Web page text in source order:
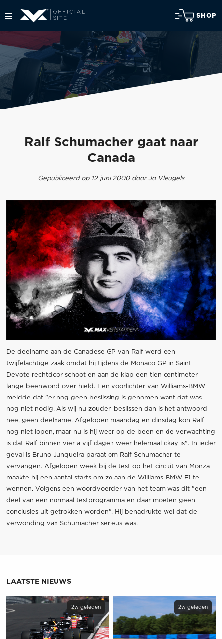
SHOP
Ralf Schumacher gaat naar
Canada
Gepubliceerd op 12 juni 2000 door Jo Vleugels
De deelname aan de Canadese GP van Ralf werd een
twijfelachtige zaak omdat hij tijdens de Monaco GP in Saint
Devote rechtdoor schoot en aan de klap een tien centimeter
lange beenwond over hield. Een voorlichter van Williams-BMW
meldde dat "er nog geen beslissing is genomen want dat was
nog niet nodig. Als wij nu zouden beslissen dan is het antwoord
nee, geen deelname. Afgelopen maandag en dinsdag kon Ralf
nog niet lopen, maar nu is hij weer op de been en de verwachting
is dat Ralf binnen vier a vijf dagen weer helemaal okay is". In ieder
geval is Bruno Junqueira paraat om Ralf Schumacher te
vervangen. Afgelopen week bij de test op het circuit van Monza
maakte hij een aantal starts om zo aan de Williams-BMW F1 te
wennen. Volgens een woordvoerder van het team was dit "een
deel van een normaal testprogramma en daar moeten geen
conclusies uit getrokken worden". Hij benadrukte wel dat de
verwonding van Schumacher serieus was.
LAATSTE NIEUWS
2w geleden 2w geleden